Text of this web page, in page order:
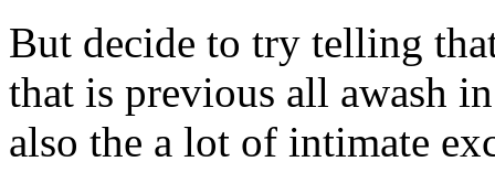
But decide to try telling
that is previous all awash
also the a lot of intimate